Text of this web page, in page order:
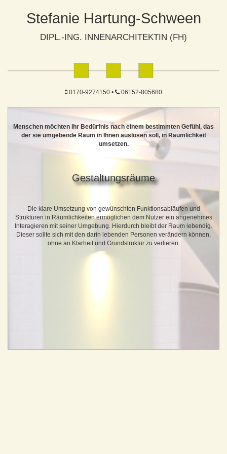
Stefanie Hartung-Schween
DIPL.-ING. INNENARCHITEKTIN (FH)
0170-9274150 • 06152-805680
Menschen möchten ihr Bedürfnis nach einem bestimmten Gefühl, das
der sie umgebende Raum in Ihnen auslösen soll, in Räumlichkeit
umsetzen.
Gestaltungsräume
Die klare Umsetzung von gewünschten Funktionsabläufen und
Strukturen in Räumlichkeiten ermöglichen dem Nutzer ein angenehmes
Interagieren mit seiner Umgebung. Hierdurch bleibt der Raum lebendig.
Dieser sollte sich mit den darin lebenden Personen verändern können,
ohne an Klarheit und Grundstruktur zu verlieren.